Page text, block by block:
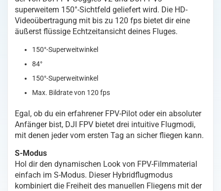
superweitem 150°-Sichtfeld geliefert wird. Die HD-
Videoübertragung mit bis zu 120 fps bietet dir eine
äußerst flüssige Echtzeitansicht deines Fluges.
150°-Superweitwinkel
84°
150°-Superweitwinkel
Max. Bildrate von 120 fps
Egal, ob du ein erfahrener FPV-Pilot oder ein absoluter
Anfänger bist, DJI FPV bietet drei intuitive Flugmodi,
mit denen jeder vom ersten Tag an sicher fliegen kann.
S-Modus
Hol dir den dynamischen Look von FPV-Filmmaterial
einfach im S-Modus. Dieser Hybridflugmodus
kombiniert die Freiheit des manuellen Fliegens mit der